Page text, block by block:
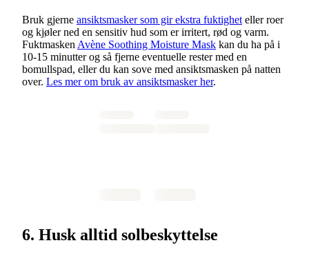
Bruk gjerne ansiktsmasker som gir ekstra fuktighet eller roer
og kjøler ned en sensitiv hud som er irritert, rød og varm.
Fuktmasken Avène Soothing Moisture Mask kan du ha på i
10-15 minutter og så fjerne eventuelle rester med en
bomullspad, eller du kan sove med ansiktsmasken på natten
over. Les mer om bruk av ansiktsmasker her.
6. Husk alltid solbeskyttelse